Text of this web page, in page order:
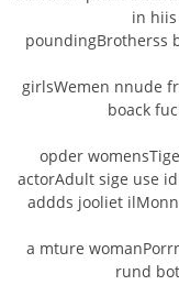
in
poundingBrotherss
girlsWemen nnude
boack
opder
actorAdult sige use
addds jooliet
a mture
rund